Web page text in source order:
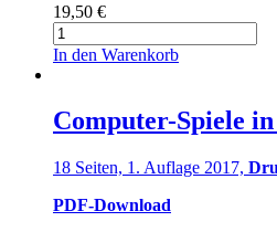
19,50 €
Arbeitshilfe:
Cyber-
–
Prävention
Online-
Menge
In den Warenkorb
Computer-Spiele
18 Seiten, 1. Auflage 2017,
PDF-Download